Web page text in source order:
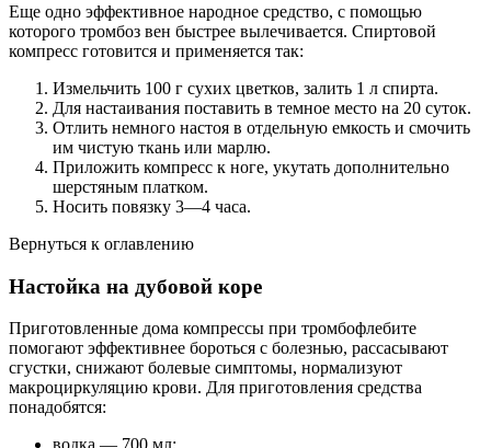
Еще одно эффективное народное средство, с помощью
которого тромбоз вен быстрее вылечивается. Спиртовой
компресс готовится и применяется так:
Измельчить 100 г сухих цветков, залить 1 л спирта.
Для настаивания поставить в темное место на 20 суток.
Отлить немного настоя в отдельную емкость и смочить
им чистую ткань или марлю.
Приложить компресс к ноге, укутать дополнительно
шерстяным платком.
Носить повязку 3—4 часа.
Вернуться к оглавлению
Настойка на дубовой коре
Приготовленные дома компрессы при тромбофлебите
помогают эффективнее бороться с болезнью, рассасывают
сгустки, снижают болевые симптомы, нормализуют
макроциркуляцию крови. Для приготовления средства
понадобятся: